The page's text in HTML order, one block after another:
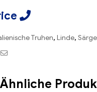
Truhen, Linde,
Email
Ähnliche